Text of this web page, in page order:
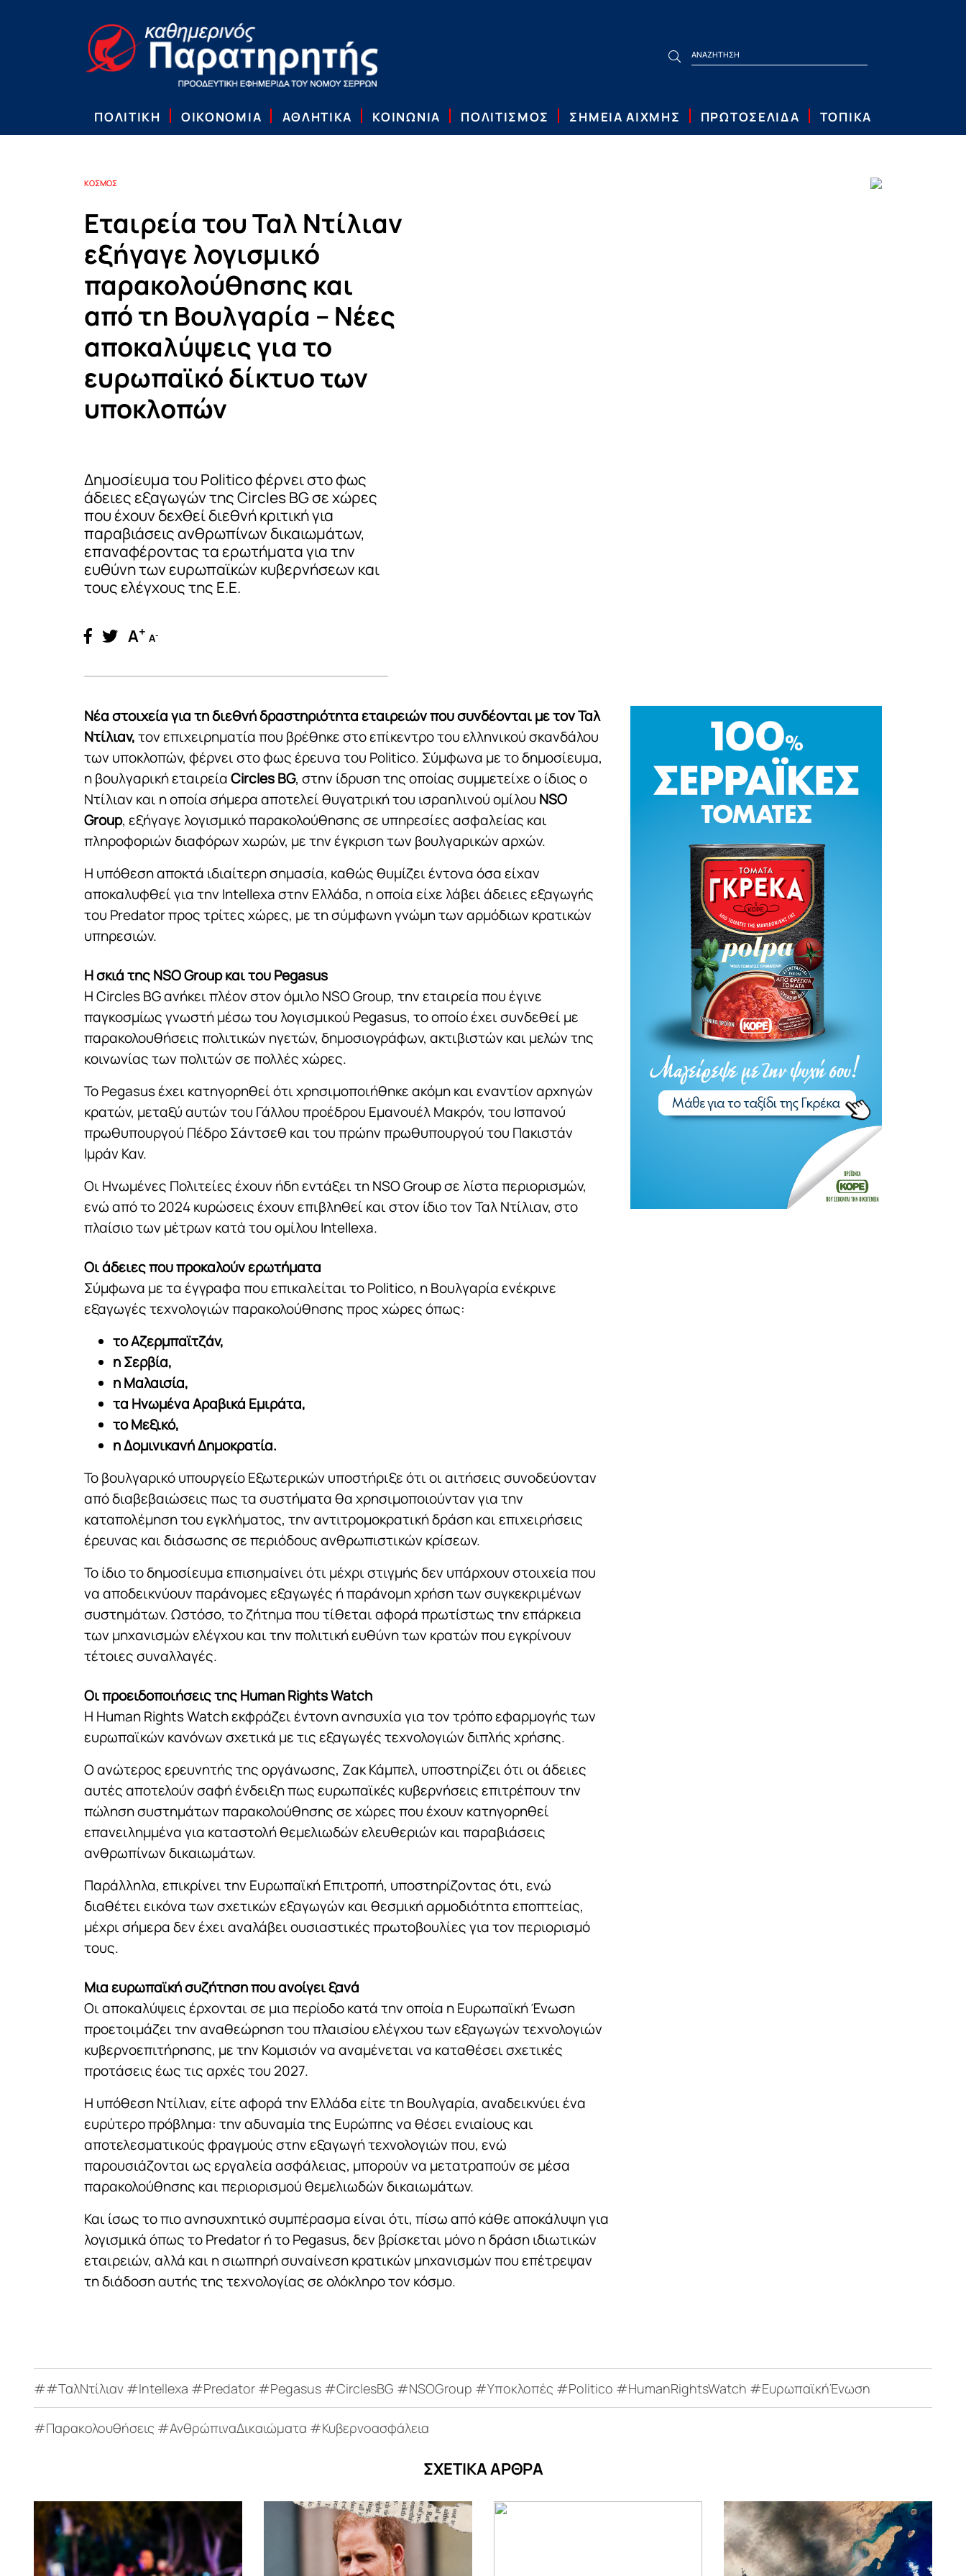
ΠΟΛΙΤΙΚΗ ΟΙΚΟΝΟΜΙΑ ΑΘΛΗΤΙΚΑ ΚΟΙΝΩΝΙΑ ΠΟΛΙΤΙΣΜΟΣ ΣΗΜΕΙΑ ΑΙΧΜΗΣ ΠΡΩΤΟΣΕΛΙΔΑ ΤΟΠΙΚΑ
ΚΟΣΜΟΣ
Εταιρεία του Ταλ Ντίλιαν
εξήγαγε λογισμικό
παρακολούθησης και
από τη Βουλγαρία – Νέες
αποκαλύψεις για το
ευρωπαϊκό δίκτυο των
υποκλοπών
Δημοσίευμα του Politico φέρνει στο φως
άδειες εξαγωγών της Circles BG σε χώρες
που έχουν δεχθεί διεθνή κριτική για
παραβιάσεις ανθρωπίνων δικαιωμάτων,
επαναφέροντας τα ερωτήματα για την
ευθύνη των ευρωπαϊκών κυβερνήσεων και
τους ελέγχους της Ε.Ε.
A+ A-
Νέα στοιχεία για τη διεθνή δραστηριότητα εταιρειών που συνδέονται με τον Ταλ
Ντίλιαν,τον επιχειρηματία που βρέθηκε στο επίκεντρο του ελληνικού σκανδάλου
των υποκλοπών, φέρνει στο φως έρευνα του Politico. Σύμφωνα με το δημοσίευμα,
η βουλγαρική εταιρείαCircles BG, στην ίδρυση της οποίας συμμετείχε ο ίδιος ο
Ντίλιαν και η οποία σήμερα αποτελεί θυγατρική του ισραηλινού ομίλου NSO
Group, εξήγαγε λογισμικό παρακολούθησης σε υπηρεσίες ασφαλείας και
πληροφοριών διαφόρων χωρών, με την έγκριση των βουλγαρικών αρχών.
Η υπόθεση αποκτά ιδιαίτερη σημασία, καθώς θυμίζει έντονα όσα είχαν
αποκαλυφθεί για την Intellexa στην Ελλάδα, η οποία είχε λάβει άδειες εξαγωγής
του Predator προς τρίτες χώρες, με τη σύμφωνη γνώμη των αρμόδιων κρατικών
υπηρεσιών.
Η σκιά της NSO Group και του Pegasus
Η Circles BG ανήκει πλέον στον όμιλο NSO Group, την εταιρεία που έγινε
παγκοσμίως γνωστή μέσω του λογισμικού Pegasus, το οποίο έχει συνδεθεί με
παρακολουθήσεις πολιτικών ηγετών, δημοσιογράφων, ακτιβιστών και μελών της
κοινωνίας των πολιτών σε πολλές χώρες.
Το Pegasus έχει κατηγορηθεί ότι χρησιμοποιήθηκε ακόμη και εναντίον αρχηγών
κρατών, μεταξύ αυτών του Γάλλου προέδρου Εμανουέλ Μακρόν, του Ισπανού
πρωθυπουργού Πέδρο Σάντσεθ και του πρώην πρωθυπουργού του Πακιστάν
Ιμράν Καν.
Οι Ηνωμένες Πολιτείες έχουν ήδη εντάξει τη NSO Group σε λίστα περιορισμών,
ενώ από το 2024 κυρώσεις έχουν επιβληθεί και στον ίδιο τον Ταλ Ντίλιαν, στο
πλαίσιο των μέτρων κατά του ομίλου Intellexa.
Οι άδειες που προκαλούν ερωτήματα
Σύμφωνα με τα έγγραφα που επικαλείται το Politico, η Βουλγαρία ενέκρινε
εξαγωγές τεχνολογιών παρακολούθησης προς χώρες όπως:
το Αζερμπαϊτζάν,
η Σερβία,
η Μαλαισία,
τα Ηνωμένα Αραβικά Εμιράτα,
το Μεξικό,
η Δομινικανή Δημοκρατία.
Το βουλγαρικό υπουργείο Εξωτερικών υποστήριξε ότι οι αιτήσεις συνοδεύονταν
από διαβεβαιώσεις πως τα συστήματα θα χρησιμοποιούνταν για την
καταπολέμηση του εγκλήματος, την αντιτρομοκρατική δράση και επιχειρήσεις
έρευνας και διάσωσης σε περιόδους ανθρωπιστικών κρίσεων.
Το ίδιο το δημοσίευμα επισημαίνει ότι μέχρι στιγμής δεν υπάρχουν στοιχεία που
να αποδεικνύουν παράνομες εξαγωγές ή παράνομη χρήση των συγκεκριμένων
συστημάτων. Ωστόσο, το ζήτημα που τίθεται αφορά πρωτίστως την επάρκεια
των μηχανισμών ελέγχου και την πολιτική ευθύνη των κρατών που εγκρίνουν
τέτοιες συναλλαγές.
Οι προειδοποιήσεις της Human Rights Watch
Η Human Rights Watch εκφράζει έντονη ανησυχία για τον τρόπο εφαρμογής των
ευρωπαϊκών κανόνων σχετικά με τις εξαγωγές τεχνολογιών διπλής χρήσης.
Ο ανώτερος ερευνητής της οργάνωσης, Ζακ Κάμπελ, υποστηρίζει ότι οι άδειες
αυτές αποτελούν σαφή ένδειξη πως ευρωπαϊκές κυβερνήσεις επιτρέπουν την
πώληση συστημάτων παρακολούθησης σε χώρες που έχουν κατηγορηθεί
επανειλημμένα για καταστολή θεμελιωδών ελευθεριών και παραβιάσεις
ανθρωπίνων δικαιωμάτων.
Παράλληλα, επικρίνει την Ευρωπαϊκή Επιτροπή, υποστηρίζοντας ότι, ενώ
διαθέτει εικόνα των σχετικών εξαγωγών και θεσμική αρμοδιότητα εποπτείας,
μέχρι σήμερα δεν έχει αναλάβει ουσιαστικές πρωτοβουλίες για τον περιορισμό
τους.
Μια ευρωπαϊκή συζήτηση που ανοίγει ξανά
Οι αποκαλύψεις έρχονται σε μια περίοδο κατά την οποία η Ευρωπαϊκή Ένωση
προετοιμάζει την αναθεώρηση του πλαισίου ελέγχου των εξαγωγών τεχνολογιών
κυβερνοεπιτήρησης, με την Κομισιόν να αναμένεται να καταθέσει σχετικές
προτάσεις έως τις αρχές του 2027.
Η υπόθεση Ντίλιαν, είτε αφορά την Ελλάδα είτε τη Βουλγαρία, αναδεικνύει ένα
ευρύτερο πρόβλημα: την αδυναμία της Ευρώπης να θέσει ενιαίους και
αποτελεσματικούς φραγμούς στην εξαγωγή τεχνολογιών που, ενώ
παρουσιάζονται ως εργαλεία ασφάλειας, μπορούν να μετατραπούν σε μέσα
παρακολούθησης και περιορισμού θεμελιωδών δικαιωμάτων.
Και ίσως το πιο ανησυχητικό συμπέρασμα είναι ότι, πίσω από κάθε αποκάλυψη για
λογισμικά όπως το Predator ή το Pegasus, δεν βρίσκεται μόνο η δράση ιδιωτικών
εταιρειών, αλλά και η σιωπηρή συναίνεση κρατικών μηχανισμών που επέτρεψαν
τη διάδοση αυτής της τεχνολογίας σε ολόκληρο τον κόσμο.
##ΤαλΝτίλιαν #Intellexa #Predator #Pegasus #CirclesBG #NSOGroup #Υποκλοπές #Politico #HumanRightsWatch #ΕυρωπαϊκήΈνωση
#Παρακολουθήσεις #ΑνθρώπιναΔικαιώματα #Κυβερνοασφάλεια
ΣΧΕΤΙΚΑ ΑΡΘΡΑ